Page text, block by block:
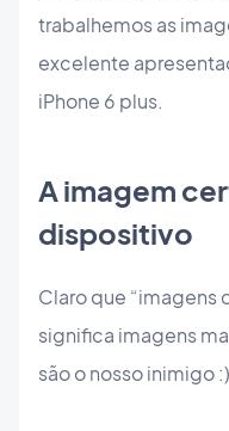
trabalhemos as
excelente
iPhone 6 plus.
A imagem
dispositivo
Claro que “imagens
significa imagens
são o nosso inimigo :)